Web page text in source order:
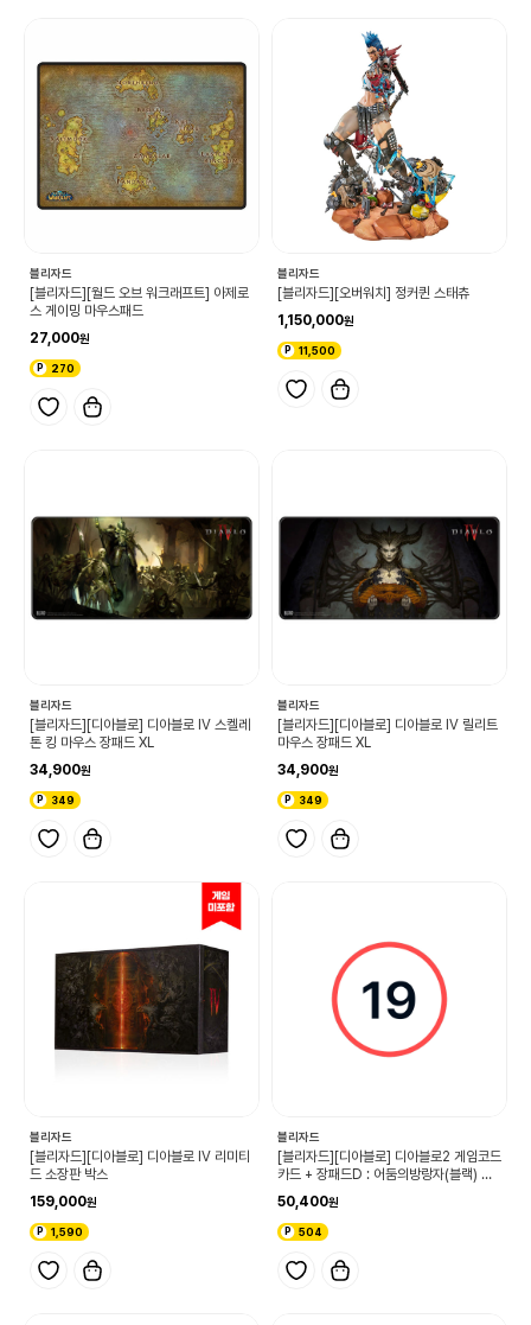
블리자드
[블리자드][월드 오브 워크래프트] 아제로
스 게이밍 마우스패드
27,000
270
블리자드
[블리자드][오버워치] 정커퀸 스태츄
1,150,000
11,500
블리자드
[블리자드][디아블로] 디아블로 IV 스켈레
톤 킹 마우스 장패드 XL
34,900
349
블리자드
[블리자드][디아블로] 디아블로 IV 릴리트
마우스 장패드 XL
34,900
349
블리자드
[블리자드][디아블로] 디아블로 IV 리미티
드 소장판 박스
159,000
1,590
블리자드
[블리자드][디아블로] 디아블로2 게임코드
카드 + 장패드D : 어둠의방랑자(블랙) 패
50,400
504